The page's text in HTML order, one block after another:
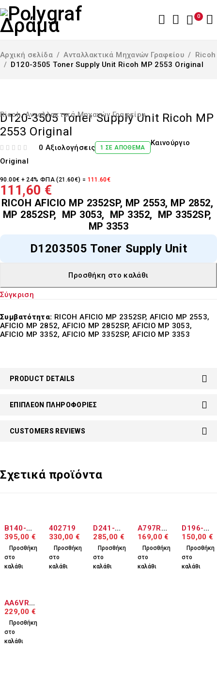
0
Αρχική σελίδα / Ανταλλακτικά Μηχανών Γραφείου / Ricoh
/ D120-3505 Toner Supply Unit Ricoh MP 2553 Original
Ricoh,Ανταλλακτικά Μηχανών Γραφείου
D120-3505 Toner Supply Unit Ricoh MP
2553 Original
0 Αξιολογήσεις 1 ΣΕ ΑΠΌΘΕΜΑ
Καινούργιο
Original
90.00€ + 24% ΦΠΑ (21.60€) = 111.60€
111,60 €
RICOH AFICIO MP 2352SP, MP 2553, MP 2852,
MP 2852SP, MP 3053, MP 3352, MP 3352SP,
MP 3353
D1203505 Toner Supply Unit
Προσθήκη στο καλάθι
Σύγκριση
Συμβατότητα: RICOH AFICIO MP 2352SP, AFICIO MP 2553,
AFICIO MP 2852, AFICIO MP 2852SP, AFICIO MP 3053,
AFICIO MP 3352, AFICIO MP 3352SP, AFICIO MP 3353
PRODUCT DETAILS
ΕΠΙΠΛΈΟΝ ΠΛΗΡΟΦΟΡΊΕΣ
CUSTOMERS REVIEWS
Σχετικά προϊόντα
B140-
4577
395,00 €
Προσθήκη
στο
καλάθι
402719
330,00€
Προσθήκη
στο
καλάθι
D241-
6001
D241-
6003
D241-
285,00 €
Προσθήκη
στο
καλάθι
A797R7
3400
169,00€
Προσθήκη
στο
καλάθι
D196-
6002
150,00 €
Προσθήκη
στο
καλάθι
AA6VR7
0111
229,00 €
Προσθήκη
στο
καλάθι